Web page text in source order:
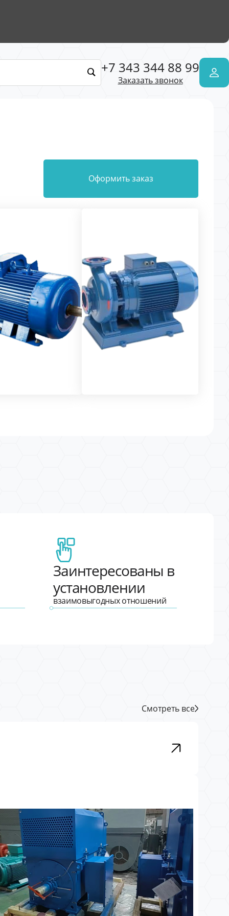
+7 343 344 88 99
Заказать звонок
Оформить заказ
Заинтересованы в
установлении
взаимовыгодных отношений
Смотреть все